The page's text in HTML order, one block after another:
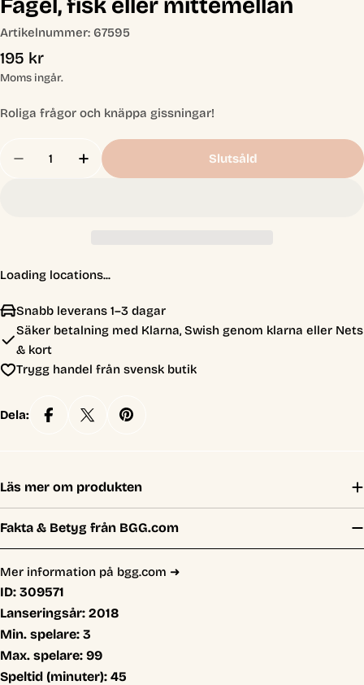
Artikelnummer: 67595
Ordinarie
pris
195 kr
Moms ingår.
Roliga frågor och knäppa gissningar!
Minska Antal För Fågel, Fisk Eller Mittemellan
Öka Antal För Fågel, Fisk Eller
Slutsåld
Loading locations...
Snabb leverans 1–3 dagar
Säker betalning med Klarna, Swish genom klarna eller Nets
& kort
Trygg handel från svensk butik
Dela:
Läs mer om produkten
Fakta & Betyg från BGG.com
Mer information på bgg.com ➜
ID: 309571
Lanseringsår: 2018
Min. spelare: 3
Max. spelare: 99
Speltid (minuter): 45